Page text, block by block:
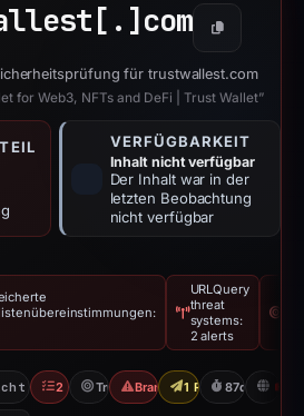
com Kopieren
für trustwallest.com
for Web3, NFTs and DeFi | Trust Wallet”
VERFÜGBARKEIT
Inhalt nicht verfügbar
Der Inhalt war in der
letzten Beobachtung
nicht verfügbar
URLQuery
threat
systems:
2 alerts
alertsverfügbar seit 06.08.2026
2 BlocklistsTrust WalletBrand Impersonation
1 Report Sent
87d to